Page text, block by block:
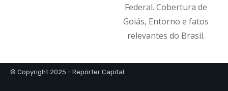
Federal. Cobertura de
Goiás, Entorno e fatos
relevantes do Brasil.
© Copyright 2025 - Repórter Capital.